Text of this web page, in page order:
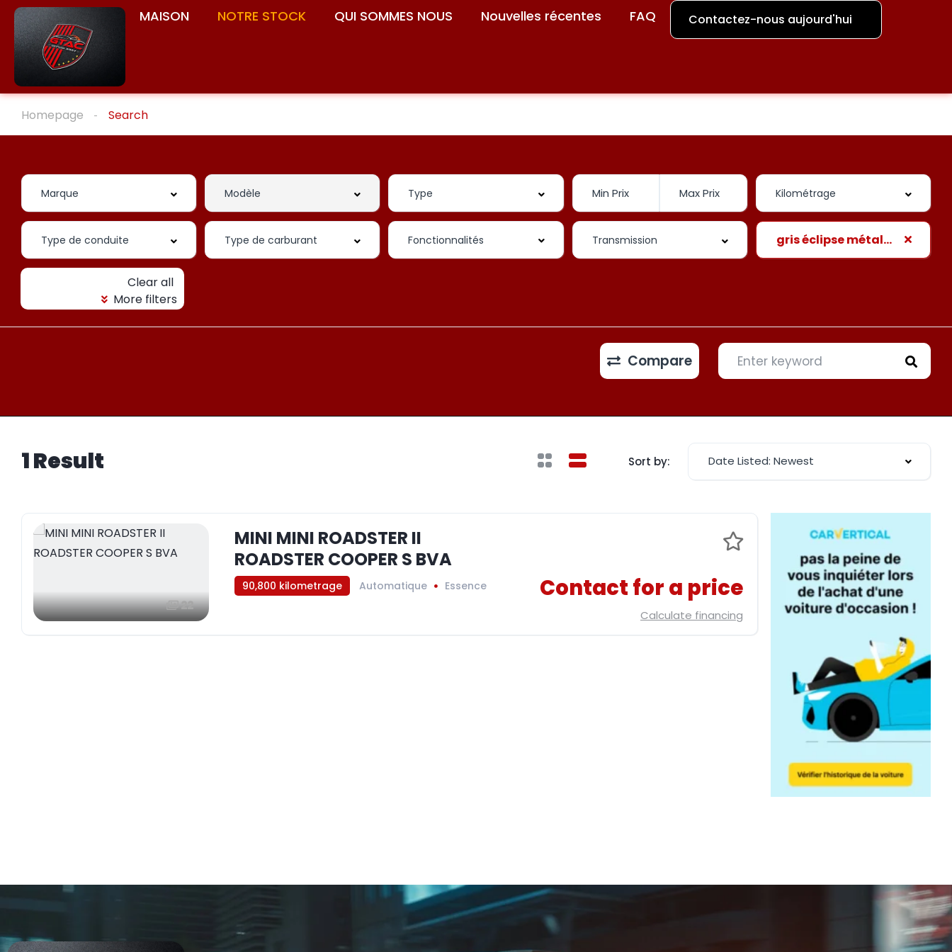
MAISON NOTRE STOCK QUI SOMMES NOUS Nouvelles récentes FAQ Contactez-nous aujourd'hui
Homepage Search
Fonctionnalités gris éclipse métallisé
Clear all
More filters
Compare
1 Result Sort by: Date Listed: Newest
22
MINI MINI ROADSTER II
ROADSTER COOPER S BVA
90,800 kilometrage Automatique Essence Contact for a price
Calculate financing